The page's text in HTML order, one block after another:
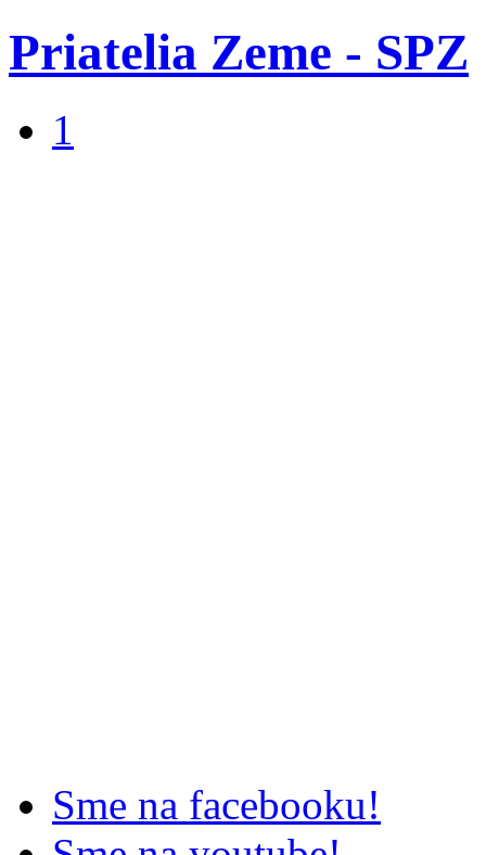
Priatelia Zeme - SPZ
1
Sme na facebooku!